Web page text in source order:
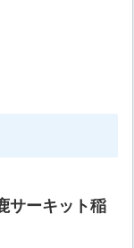
サーキット稲